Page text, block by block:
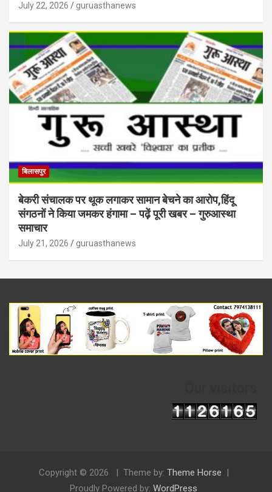
July 22, 2026 guruasthanews
बिलासपुर
बेकरी संचालक पर थूक लगाकर सामान बेचने का आरोप,हिंदू
संगठनों ने किया जमकर हंगामा – पढ़ें पूरी खबर – गुरुआस्था
समाचार
July 21, 2026 guruasthanews
Copyright © 2026 Theme by: Theme Horse
Proudly Powered by: WordPress